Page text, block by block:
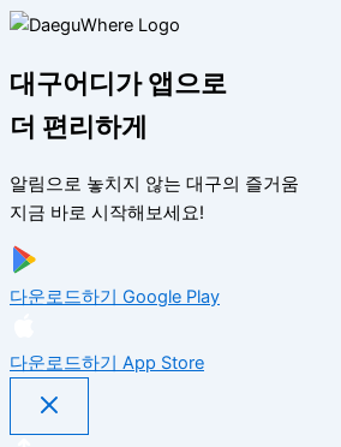
대구어디가 앱으로
더 편리하게
알림으로 놓치지 않는 대구의 즐거움
지금 바로 시작해보세요!
다운로드하기 Google Play
다운로드하기 App Store